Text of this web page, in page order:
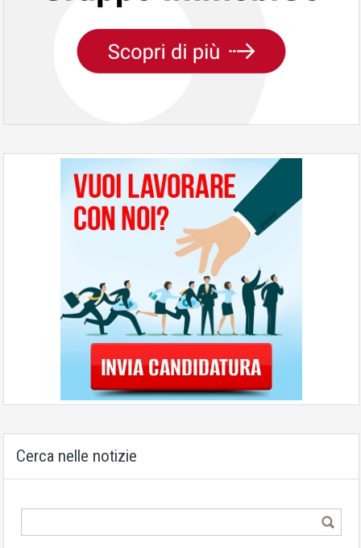
Cerca nelle notizie